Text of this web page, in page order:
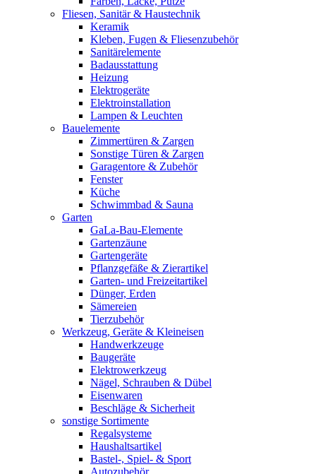
Fliesen, Sanitär & Haustechnik
Keramik
Kleben, Fugen & Fliesenzubehör
Sanitärelemente
Badausstattung
Heizung
Elektrogeräte
Elektroinstallation
Lampen & Leuchten
Bauelemente
Zimmertüren & Zargen
Sonstige Türen & Zargen
Garagentore & Zubehör
Fenster
Küche
Schwimmbad & Sauna
Garten
GaLa-Bau-Elemente
Gartenzäune
Gartengeräte
Pflanzgefäße & Zierartikel
Garten- und Freizeitartikel
Dünger, Erden
Sämereien
Tierzubehör
Werkzeug, Geräte & Kleineisen
Handwerkzeuge
Baugeräte
Elektrowerkzeug
Nägel, Schrauben & Dübel
Eisenwaren
Beschläge & Sicherheit
sonstige Sortimente
Regalsysteme
Haushaltsartikel
Bastel-, Spiel- & Sport
Autozubehör